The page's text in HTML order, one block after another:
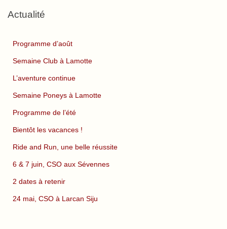
Actualité
Programme d’août
Semaine Club à Lamotte
L’aventure continue
Semaine Poneys à Lamotte
Programme de l’été
Bientôt les vacances !
Ride and Run, une belle réussite
6 & 7 juin, CSO aux Sévennes
2 dates à retenir
24 mai, CSO à Larcan Siju